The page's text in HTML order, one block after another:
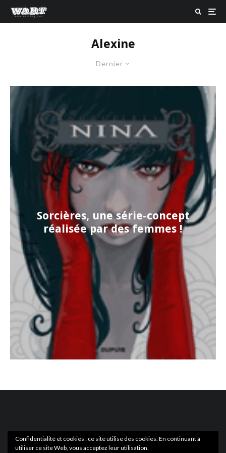
Alexine
Dernier
Sorcières, une série-concept
réalisée par des femmes !
Confidentialité et cookies : ce site utilise des cookies. En continuant à
utiliser ce site Web, vous acceptez leur utilisation.